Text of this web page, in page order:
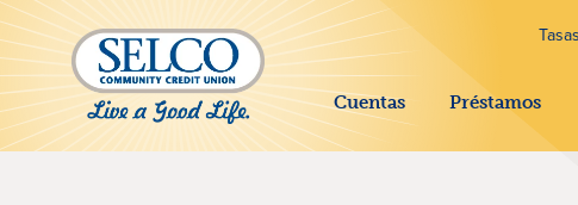
SALTAR AL CONTENIDO PRINCIPAL
Tasas
Cuentas Préstamos